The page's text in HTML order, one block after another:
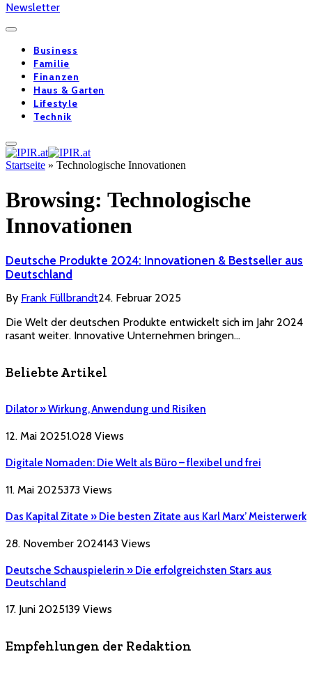
Newsletter
Business
Familie
Finanzen
Haus & Garten
Lifestyle
Technik
Startseite » Technologische Innovationen
Browsing: Technologische
Innovationen
Deutsche Produkte 2024: Innovationen & Bestseller aus
Deutschland
By Frank Füllbrandt24. Februar 2025
Die Welt der deutschen Produkte entwickelt sich im Jahr 2024
rasant weiter. Innovative Unternehmen bringen…
Beliebte Artikel
Dilator » Wirkung, Anwendung und Risiken
12. Mai 20251.028 Views
Digitale Nomaden: Die Welt als Büro – flexibel und frei
11. Mai 2025373 Views
Das Kapital Zitate » Die besten Zitate aus Karl Marx’ Meisterwerk
28. November 2024143 Views
Deutsche Schauspielerin » Die erfolgreichsten Stars aus
Deutschland
17. Juni 2025139 Views
Empfehlungen der Redaktion